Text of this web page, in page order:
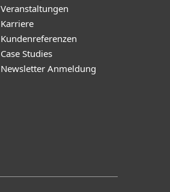
Veranstaltungen
Karriere
Kundenreferenzen
Case Studies
Newsletter Anmeldung